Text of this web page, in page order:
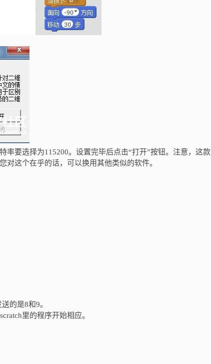
要选择为115200。设置完毕后点击“打开”按钮。注意，这款
这个在乎的话，可以换用其他类似的软件。
的是8和9。
里的程序开始相应。